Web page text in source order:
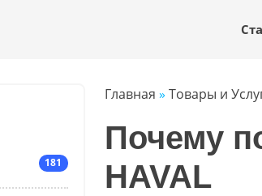
181
Главная » Товары и
Почему
HAVAL